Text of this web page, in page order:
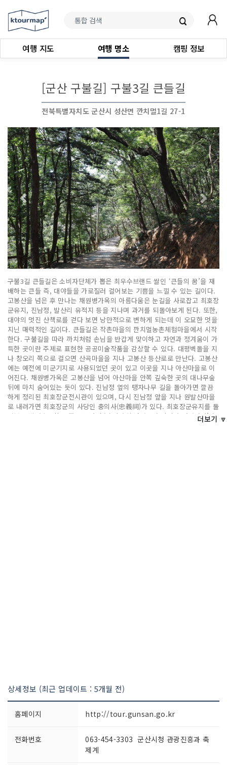
여행 지도 여행 명소 캠핑 정보
[군산 구불길] 구불3길 큰들길
전북특별자치도 군산시 성산면 깐치멀1길 27-1
구불3길 큰들길은 소비자단체가 뽑은 최우수브랜드 쌀인 ‘큰들의 꿈’을 재
배하는 큰들 즉, 대야들을 가로질러 걸어보는 기쁨을 느낄 수 있는 길이다.
고봉산을 넘은 후 만나는 채원병가옥의 아름다움은 눈길을 사로잡고 최호장
군유지, 진남정, 발산리 유적지 등을 지나며 과거를 되돌아보게 된다. 또한,
대야의 멋진 산책로를 걷다 보면 낭만적으로 변하게 되는데 이 오묘한 멋을
지닌 매력적인 길이다. 큰들길은 작촌마을의 깐치멀농촌체험마을에서 시작
한다. 구불길을 따라 까치처럼 손님을 반갑게 맞이하고 자연과 정겨움이 가
득한 곳이란 주제로 표현한 공공미술작품을 감상할 수 있다. 대평벽돌을 지
나 창오리 쪽으로 걸으면 산곡마을을 지나 고봉산 등산로로 만난다. 고봉산
에는 예전에 미군기지로 사용되었던 곳이 있고 이곳을 지나 아산마을로 이
어진다. 채원병가옥은 고봉산을 넘어 아산마을 안쪽 깊숙한 곳의 대나무숲
뒤에 마치 숨어있는 듯이 있다. 진남정 옆의 탱자나무 길을 돌아가면 깔끔
하게 정리된 최호장군전시관이 있으며, 다시 진남정 앞을 지나 원발산마을
로 내려가면 최호장군의 사당인 충의사(忠義祠)가 있다. 최호장군유지를 둘
러보고 발산초등학교 쪽으로 가면 ‘총각바위 넘어뜨려 떡이나 얻어먹자’라
는 농담이 있었다는 대방마을 선돌이 있다. 발산식당을 지나 발산초등학교
더보기 🔽
상세정보 (최근 업데이트 : 5개월 전)
홈페이지 http://tour.gunsan.go.kr
전화번호
063-454-3303 군산시청 관광진흥과 축
제계